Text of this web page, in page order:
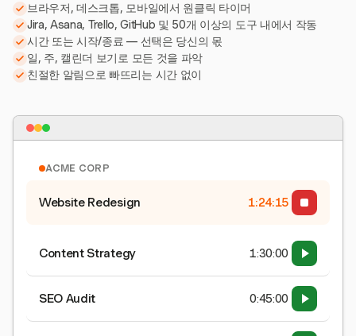
브라우저, 데스크톱, 모바일에서 원클릭 타이머
Jira, Asana, Trello, GitHub 및 50개 이상의 도구 내에서 작동
시간 또는 시작/종료 — 선택은 당신의 몫
일, 주, 캘린더 보기로 모든 것을 파악
친절한 알림으로 빠뜨리는 시간 없이
ACME CORP
Website Redesign 1:24:15
Content Strategy 1:30:00
SEO Audit 0:45:00